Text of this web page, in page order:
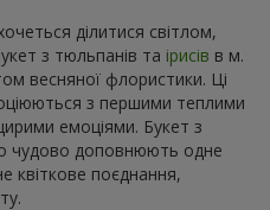
ділитися світлом,
з тюльпанів та ірисів в м.
весняної флористики. Ці
з першими теплими
емоціями. Букет з
чудово доповнюють одне
квіткове поєднання,